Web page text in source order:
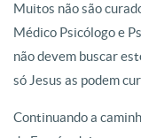
Muitos não são
Médico Psicólogo e
não devem buscar
só Jesus as podem
Continuando a